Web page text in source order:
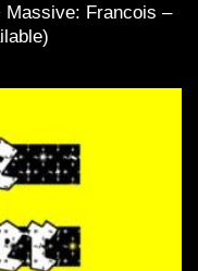
Massive: Francois –